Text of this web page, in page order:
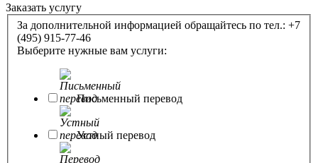
Заказать услугу
За дополнительной информацией обращайтесь по тел.: +7
(495) 915-77-46
Выберите нужные вам услуги:
Письменный перевод
Устный перевод